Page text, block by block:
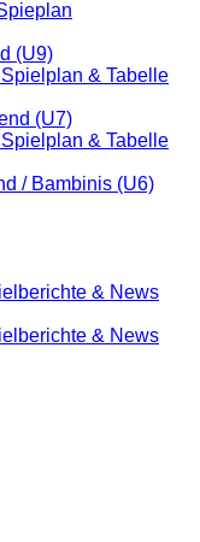
(U9)
& Tabelle
(U7)
& Tabelle
/ Bambinis (U6)
& News
& News